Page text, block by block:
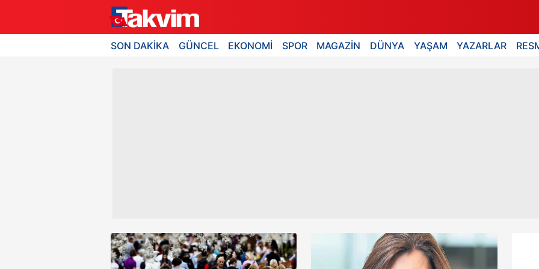
SON DAKİKA GÜNCEL EKONOMİ SPOR MAGAZİN DÜNYA YAŞAM YAZARLAR